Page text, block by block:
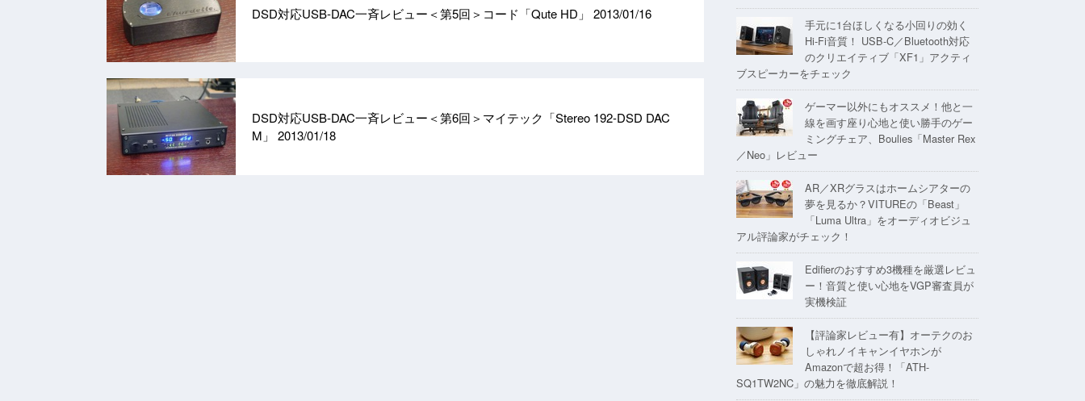
DSD対応USB-DAC一斉レビュー＜第5回＞コード「Qute HD」 2013/01/16
DSD対応USB-DAC一斉レビュー＜第6回＞マイテック「Stereo 192-DSD DAC
M」 2013/01/18
手元に1台ほしくなる小回りの効く
Hi-Fi音質！ USB-C／Bluetooth対応
のクリエイティブ「XF1」アクティ
ブスピーカーをチェック
ゲーマー以外にもオススメ！他と一
線を画す座り心地と使い勝手のゲー
ミングチェア、Boulies「Master Rex
／Neo」レビュー
AR／XRグラスはホームシアターの
夢を見るか？VITUREの「Beast」
「Luma Ultra」をオーディオビジュ
アル評論家がチェック！
Edifierのおすすめ3機種を厳選レビュ
ー！音質と使い心地をVGP審査員が
実機検証
【評論家レビュー有】オーテクのお
しゃれノイキャンイヤホンが
Amazonで超お得！「ATH-
SQ1TW2NC」の魅力を徹底解説！